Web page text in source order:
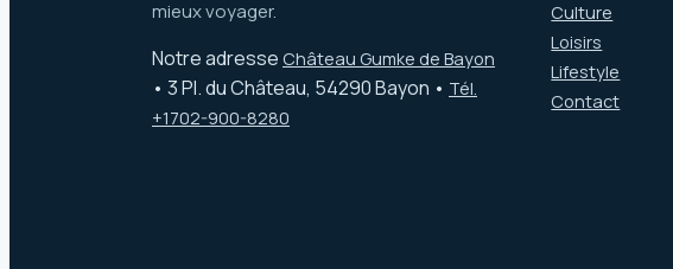
mieux voyager.
Notre adresse Château Gumke de Bayon
• 3 Pl. du Château, 54290 Bayon • Tél.
+1702-900-8280
Culture
Loisirs
Lifestyle
Contact